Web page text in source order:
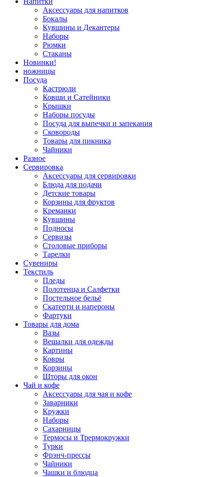
Аксессуары для напитков
Бокалы
Кувшины и Декантеры
Наборы
Рюмки
Стаканы
Новинки!
ножницы
Посуда
Кастрюли
Ковши и Сатейники
Крышки
Наборы посуды
Посуда для выпечки и запекания
Сковороды
Товары для пикника
Чайники
Разное
Сервировка
Аксессуары для сервировки
Блюда для подачи
Детские товары
Корзины для фруктов
Креманки
Кувшины
Подносы
Сервизы
Столовые приборы
Тарелки
Сувениры
Текстиль
Пледы
Полотенца и Салфетки
Постельное бельё
Скатерти и напероны
Фартуки
Товары для дома
Вазы
Вешалки для одежды
Картины
Ковры
Корзины
Шторы для окон
Чай и кофе
Аксессуары для чая и кофе
Заварники
Кружки
Наборы
Сахарницы
Термосы и Трермокружки
Турки
Фрэнч-прессы
Чайники
Чашки и блюдца